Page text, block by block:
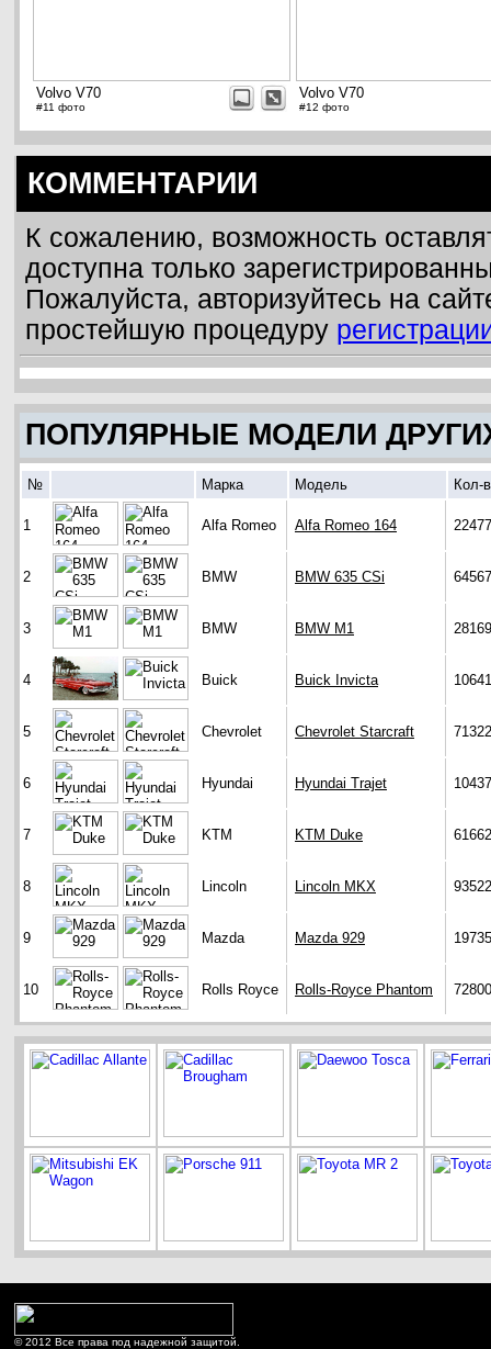
Volvo V70
#11 фото
Volvo V70
#12 фото
КОММЕНТАРИИ
К сожалению, возможность
доступна только
Пожалуйста, авторизуйтесь на
простейшую процедуру
ПОПУЛЯРНЫЕ МОДЕЛИ
№ Марка Модель Кол-
1 Alfa Romeo Alfa Romeo 164 22477
2 BMW BMW 635 CSi 64567
3 BMW BMW M1 28169
4 Buick Buick Invicta
5 Chevrolet Chevrolet Starcraft 71322
6 Hyundai Hyundai Trajet
7 KTM KTM Duke 61662
8 Lincoln Lincoln MKX 93522
9 Mazda Mazda 929 19735
10 Rolls Royce Rolls-Royce Phantom 72800
© 2012 Все права под надежной защитой.